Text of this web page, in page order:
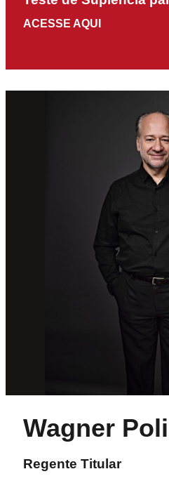
ACESSE AQUI
Wagner
Regente Titular